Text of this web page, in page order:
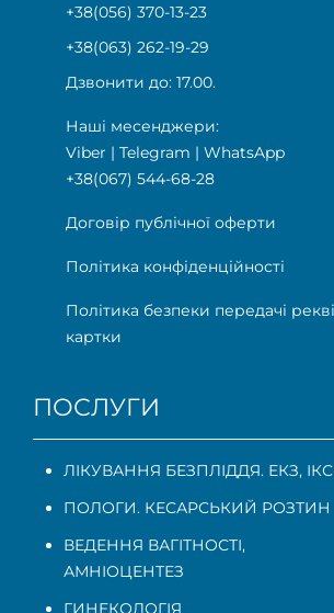
+38(056) 370-13-23
+38(063) 262-19-29
Дзвонити до: 17.00.
Наші месенджери:
Viber | Telegram | WhatsApp
+38(067) 544-68-28
Договір публічної оферти
Політика конфіденційності
Політика безпеки передачі
картки
ПОСЛУГИ
ЛІКУВАННЯ БЕЗПЛІДДЯ. ЕКЗ,
ПОЛОГИ. КЕСАРСЬКИЙ РОЗТИН
ВЕДЕННЯ ВАГІТНОСТІ,
АМНІОЦЕНТЕЗ
ГИНЕКОЛОГІЯ